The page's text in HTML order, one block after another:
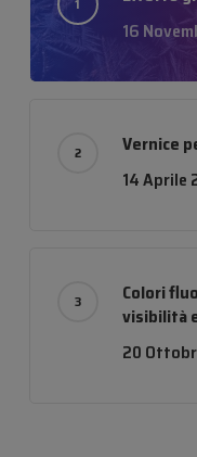
16
Vernice
14 Aprile
Colori
visibilità
20